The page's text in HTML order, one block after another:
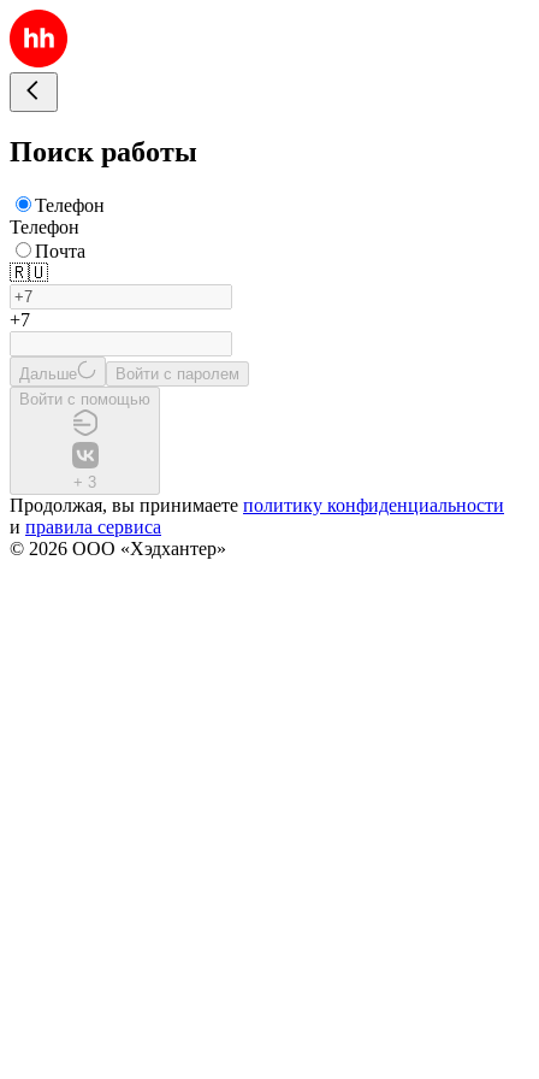
Поиск работы
Телефон
Телефон
Почта
🇷🇺
+7
Дальше
Войти с паролем
Войти с помощью
+ 3
Продолжая, вы принимаете политику конфиденциальности
и правила сервиса
© 2026 ООО «Хэдхантер»